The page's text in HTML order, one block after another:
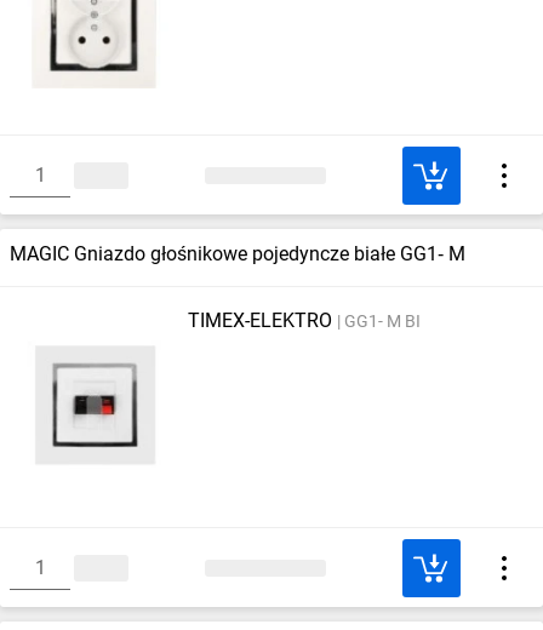
MAGIC Gniazdo głośnikowe pojedyncze białe GG1‑ M
TIMEX-ELEKTRO GG1- M BI